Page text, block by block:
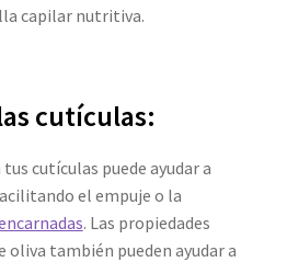
capilar nutritiva.
cutículas:
cutículas puede ayudar a
el empuje o la
. Las propiedades
oliva también pueden ayudar a